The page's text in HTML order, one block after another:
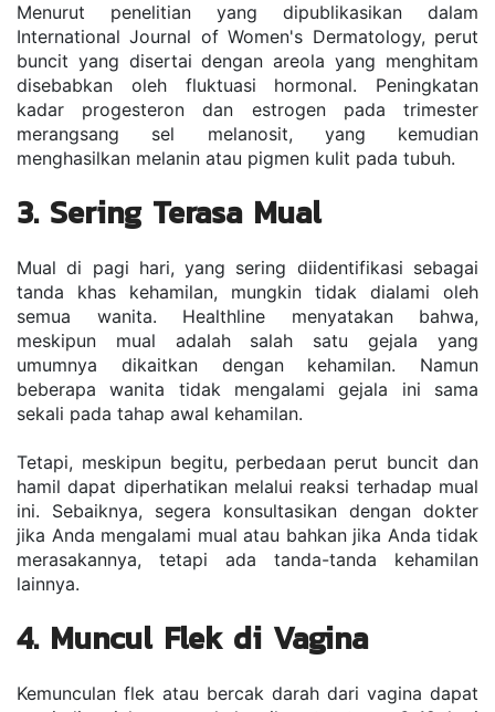
Menurut penelitian yang dipublikasikan dalam
International Journal of Women's Dermatology, perut
buncit yang disertai dengan areola yang menghitam
disebabkan oleh fluktuasi hormonal. Peningkatan
kadar progesteron dan estrogen pada trimester
merangsang sel melanosit, yang kemudian
menghasilkan melanin atau pigmen kulit pada tubuh.
3. Sering Terasa Mual
Mual di pagi hari, yang sering diidentifikasi sebagai
tanda khas kehamilan, mungkin tidak dialami oleh
semua wanita. Healthline menyatakan bahwa,
meskipun mual adalah salah satu gejala yang
umumnya dikaitkan dengan kehamilan. Namun
beberapa wanita tidak mengalami gejala ini sama
sekali pada tahap awal kehamilan.
Tetapi, meskipun begitu, perbedaan perut buncit dan
hamil dapat diperhatikan melalui reaksi terhadap mual
ini. Sebaiknya, segera konsultasikan dengan dokter
jika Anda mengalami mual atau bahkan jika Anda tidak
merasakannya, tetapi ada tanda-tanda kehamilan
lainnya.
4. Muncul Flek di Vagina
Kemunculan flek atau bercak darah dari vagina dapat